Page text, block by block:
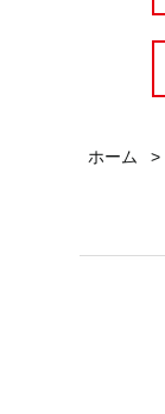
ホーム >